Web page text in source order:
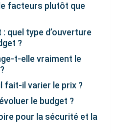
facteurs plutôt que
quel type d’ouverture
?
t-elle vraiment le
fait-il varier le prix ?
le budget ?
pour la sécurité et la